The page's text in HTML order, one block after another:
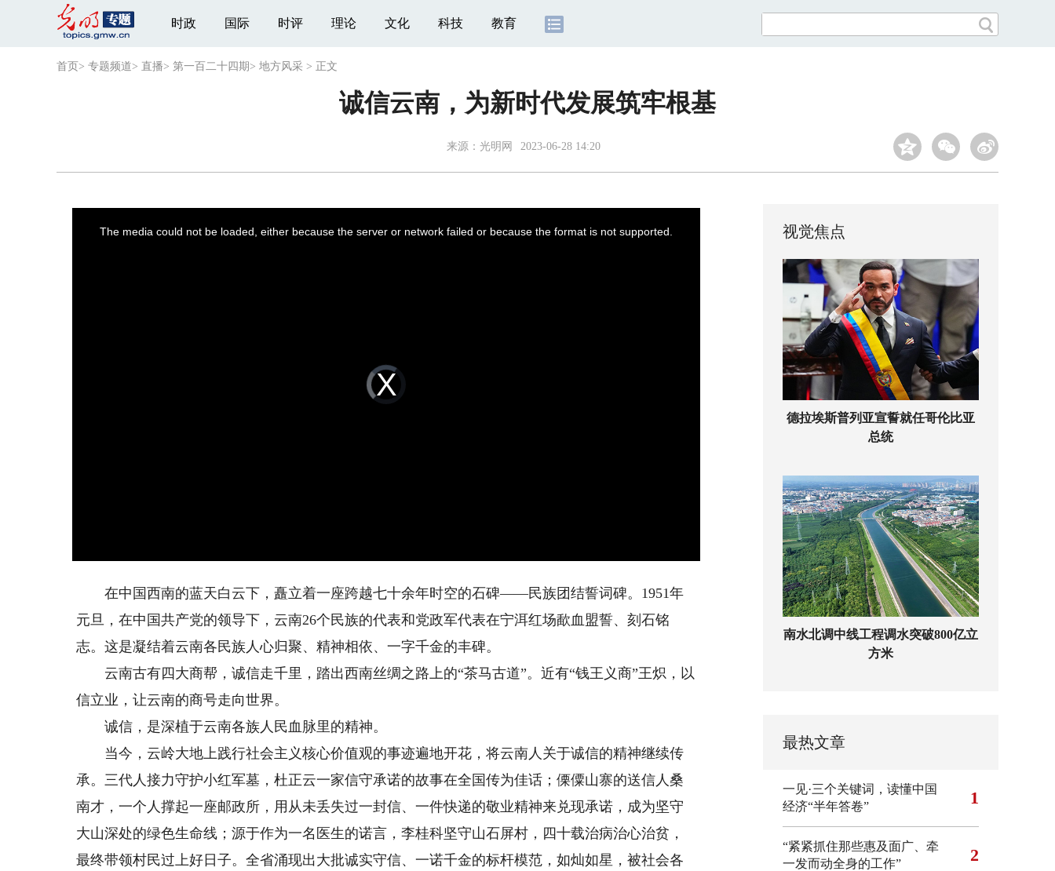
时政 国际 时评 理论 文化 科技 教育
首页 > 专题频道> 直播> 第一百二十四期> 地方风采 > 正文
诚信云南，为新时代发展筑牢根基
来源： 光明网 2023-06-28 14:20
Video
Player
is
loading.
The media could not be loaded, either because the server or network failed or because the format is not supported.
在中国西南的蓝天白云下，矗立着一座跨越七十余年时空的石碑——民族团结誓词碑。1951年
元旦，在中国共产党的领导下，云南26个民族的代表和党政军代表在宁洱红场歃血盟誓、刻石铭
志。这是凝结着云南各民族人心归聚、精神相依、一字千金的丰碑。
云南古有四大商帮，诚信走千里，踏出西南丝绸之路上的“茶马古道”。近有“钱王义商”王炽，以
信立业，让云南的商号走向世界。
诚信，是深植于云南各族人民血脉里的精神。
当今，云岭大地上践行社会主义核心价值观的事迹遍地开花，将云南人关于诚信的精神继续传
承。三代人接力守护小红军墓，杜正云一家信守承诺的故事在全国传为佳话；傈僳山寨的送信人桑
南才，一个人撑起一座邮政所，用从未丢失过一封信、一件快递的敬业精神来兑现承诺，成为坚守
大山深处的绿色生命线；源于作为一名医生的诺言，李桂科坚守山石屏村，四十载治病治心治贫，
最终带领村民过上好日子。全省涌现出大批诚实守信、一诺千金的标杆模范，如灿如星，被社会各
视觉焦点
德拉埃斯普列亚宣誓就任哥伦比亚
总统
南水北调中线工程调水突破800亿立
方米
最热文章
一见·三个关键词，读懂中国
经济“半年答卷”
1
“紧紧抓住那些惠及面广、牵
一发而动全身的工作”
2